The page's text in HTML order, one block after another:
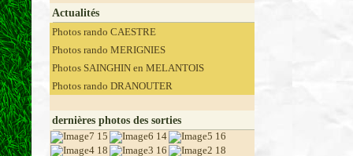
Actualités
Photos rando CAESTRE
Photos rando MERIGNIES
Photos SAINGHIN en MELANTOIS
Photos rando DRANOUTER
dernières photos des sorties